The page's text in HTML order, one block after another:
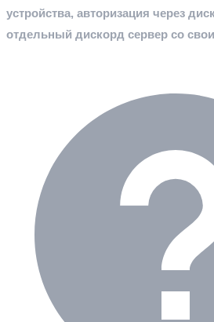
устройства, авторизация через
отдельный дискорд сервер со